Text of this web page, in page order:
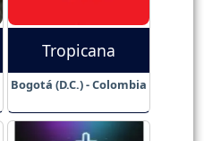
Tropicana
Bogotá (D.C.) - Colombia